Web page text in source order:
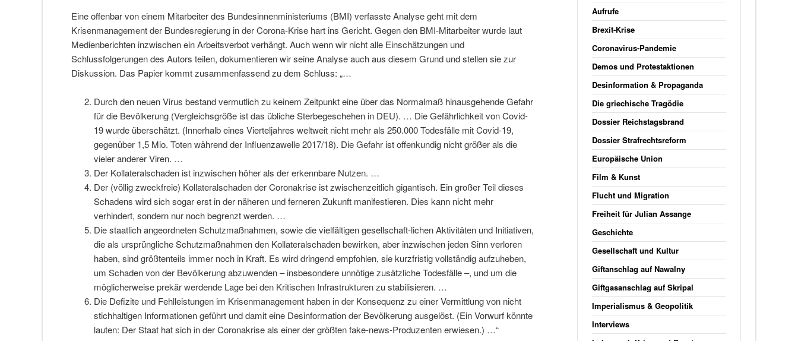
Eine offenbar von einem Mitarbeiter des Bundesinnenministeriums (BMI) verfasste Analyse geht mit dem
Krisenmanagement der Bundesregierung in der Corona-Krise hart ins Gericht. Gegen den BMI-Mitarbeiter wurde laut
Medienberichten inzwischen ein Arbeitsverbot verhängt. Auch wenn wir nicht alle Einschätzungen und
Schlussfolgerungen des Autors teilen, dokumentieren wir seine Analyse auch aus diesem Grund und stellen sie zur
Diskussion. Das Papier kommt zusammenfassend zu dem Schluss: „…
Durch den neuen Virus bestand vermutlich zu keinem Zeitpunkt eine über das Normalmaß hinausgehende Gefahr
für die Bevölkerung (Vergleichsgröße ist das übliche Sterbegeschehen in DEU). … Die Gefährlichkeit von Covid-
19 wurde überschätzt. (Innerhalb eines Vierteljahres weltweit nicht mehr als 250.000 Todesfälle mit Covid-19,
gegenüber 1,5 Mio. Toten während der Influenzawelle 2017/18). Die Gefahr ist offenkundig nicht größer als die
vieler anderer Viren. …
Der Kollateralschaden ist inzwischen höher als der erkennbare Nutzen. …
Der (völlig zweckfreie) Kollateralschaden der Coronakrise ist zwischenzeitlich gigantisch. Ein großer Teil dieses
Schadens wird sich sogar erst in der näheren und ferneren Zukunft manifestieren. Dies kann nicht mehr
verhindert, sondern nur noch begrenzt werden. …
Die staatlich angeordneten Schutzmaßnahmen, sowie die vielfältigen gesellschaft-lichen Aktivitäten und Initiativen,
die als ursprüngliche Schutzmaßnahmen den Kollateralschaden bewirken, aber inzwischen jeden Sinn verloren
haben, sind größtenteils immer noch in Kraft. Es wird dringend empfohlen, sie kurzfristig vollständig aufzuheben,
um Schaden von der Bevölkerung abzuwenden – insbesondere unnötige zusätzliche Todesfälle –, und um die
möglicherweise prekär werdende Lage bei den Kritischen Infrastrukturen zu stabilisieren. …
Die Defizite und Fehlleistungen im Krisenmanagement haben in der Konsequenz zu einer Vermittlung von nicht
stichhaltigen Informationen geführt und damit eine Desinformation der Bevölkerung ausgelöst. (Ein Vorwurf könnte
lauten: Der Staat hat sich in der Coronakrise als einer der größten fake-news-Produzenten erwiesen.) …“
Aufrufe
Brexit-Krise
Coronavirus-Pandemie
Demos und Protestaktionen
Desinformation & Propaganda
Die griechische Tragödie
Dossier Reichstagsbrand
Dossier Strafrechtsreform
Europäische Union
Film & Kunst
Flucht und Migration
Freiheit für Julian Assange
Geschichte
Gesellschaft und Kultur
Giftanschlag auf Nawalny
Giftgasanschlag auf Skripal
Imperialismus & Geopolitik
Interviews